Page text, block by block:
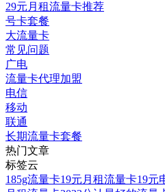
29元月租流量卡推荐
号卡套餐
大流量卡
常见问题
广电
流量卡代理加盟
电信
移动
联通
长期流量卡套餐
热门文章
标签云
185g流量卡19元月租流量卡19元